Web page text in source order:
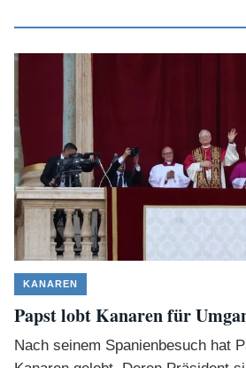
KANAREN
Papst lobt Kanaren für
Nach seinem Spanienbesuch hat